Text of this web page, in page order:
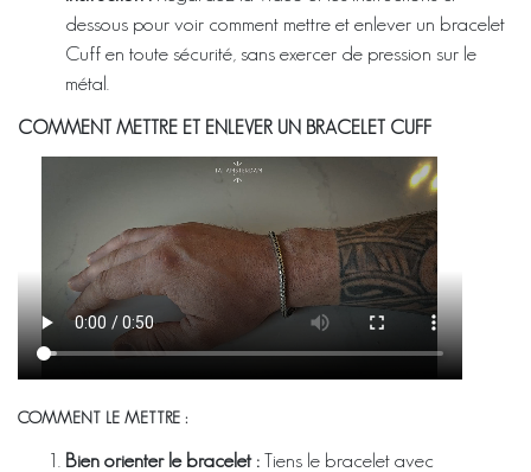
dessous pour voir comment mettre et enlever un bracelet
Cuff en toute sécurité, sans exercer de pression sur le
métal.
COMMENT METTRE ET ENLEVER UN BRACELET CUFF
COMMENT LE METTRE :
Bien orienter le bracelet : Tiens le bracelet avec